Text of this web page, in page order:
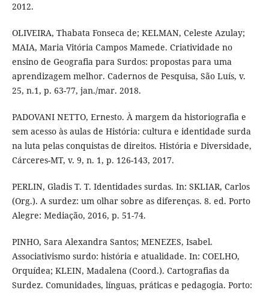
2012.
OLIVEIRA, Thabata Fonseca de; KELMAN, Celeste Azulay;
MAIA, Maria Vitória Campos Mamede. Criatividade no
ensino de Geografia para Surdos: propostas para uma
aprendizagem melhor. Cadernos de Pesquisa, São Luís, v.
25, n.1, p. 63-77, jan./mar. 2018.
PADOVANI NETTO, Ernesto. À margem da historiografia e
sem acesso às aulas de História: cultura e identidade surda
na luta pelas conquistas de direitos. História e Diversidade,
Cárceres-MT, v. 9, n. 1, p. 126-143, 2017.
PERLIN, Gladis T. T. Identidades surdas. In: SKLIAR, Carlos
(Org.). A surdez: um olhar sobre as diferenças. 8. ed. Porto
Alegre: Mediação, 2016, p. 51-74.
PINHO, Sara Alexandra Santos; MENEZES, Isabel.
Associativismo surdo: história e atualidade. In: COELHO,
Orquídea; KLEIN, Madalena (Coord.). Cartografias da
Surdez. Comunidades, línguas, práticas e pedagogia. Porto: